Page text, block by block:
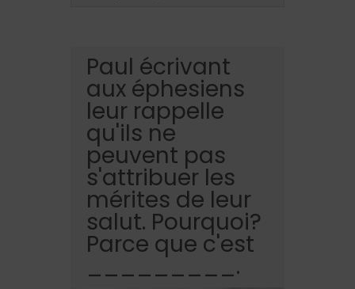
Paul écrivant
aux éphesiens
leur rappelle
qu'ils ne
peuvent pas
s'attribuer les
mérites de leur
salut. Pourquoi?
Parce que c'est
_________.